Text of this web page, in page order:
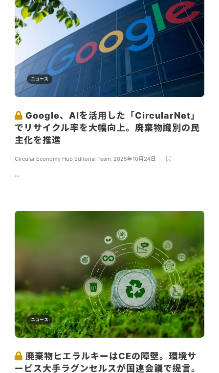
ニュース
Google、AIを活用した「CircularNet」
でリサイクル率を大幅向上。廃棄物識別の民
主化を推進
Circular Economy Hub Editorial Team 2025年10月24日
...
ニュース
廃棄物ヒエラルキーはCEの障壁。環境サ
ービス大手ラグンセルスが国連会議で提言。